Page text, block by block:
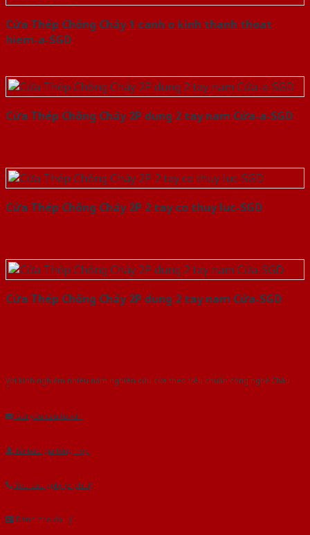
Cửa Thép Chống Cháy 1 canh o kinh thanh thoat
hiem-a-SGD
Cửa Thép Chống Cháy 2P dung 2 tay nam Cửa-a-SGD
Cửa Thép Chống Cháy 2P 2 tay co thuy luc-SGD
Cửa Thép Chống Cháy 2P dung 2 tay nam Cửa-SGD
Với kinh nghiệm nhiêu năm nghiên cứu cửa theo tiêu chuẩn công nghệ Châu
Gửi yêu cầu tư vấn
Tải báo giá tổng hợp
Yêu cầu gọi lại (3 phút)
Dành cho đại lý